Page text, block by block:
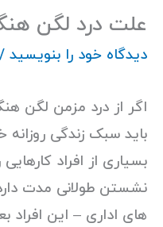
علت درد لگن
دیدگاه‌ خود را بنویسید /
اگر از درد مزمن لگن
باید سبک زندگی روزانه
بسیاری از افراد
نشستن طولانی مدت
های اداری – این افراد